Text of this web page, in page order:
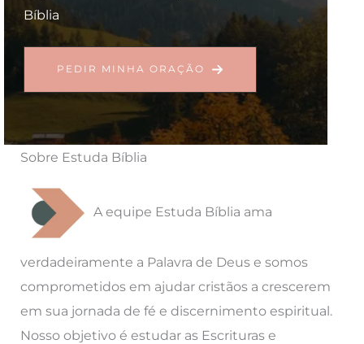
Bíblia
PEDIR MINHA ORAÇÃO
Sobre Estuda Bíblia
A equipe Estuda Bíblia ama
verdadeiramente a Palavra de Deus e somos
comprometidos em ajudar cristãos a crescerem
em sua jornada de fé e discernimento espiritual.
Nosso objetivo é estudar as Escrituras e